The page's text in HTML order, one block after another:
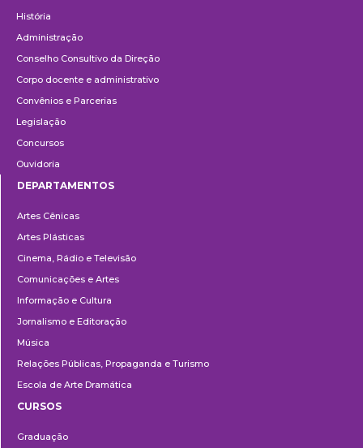
História
Administração
Conselho Consultivo da Direção
Corpo docente e administrativo
Convênios e Parcerias
Legislação
Concursos
Ouvidoria
DEPARTAMENTOS
Artes Cênicas
Artes Plásticas
Cinema, Rádio e Televisão
Comunicações e Artes
Informação e Cultura
Jornalismo e Editoração
Música
Relações Públicas, Propaganda e Turismo
Escola de Arte Dramática
CURSOS
Graduação